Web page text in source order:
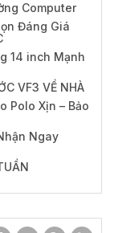
Computer
Đáng Giá
14 inch Mạnh
VF3 VỀ NHÀ
Polo Xịn – Bảo
Ngay